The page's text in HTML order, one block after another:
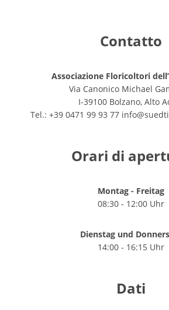
Contatto
Associazione Floricoltori
Via Canonico Michael
I-39100 Bolzano, Alto
Tel.: +39 0471 99 93 77
Orari di
Montag - Freitag
08:30 - 12:00 Uhr
Dienstag und
14:00 - 16:15 Uhr
Dati